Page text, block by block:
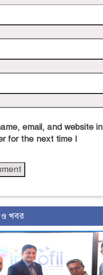
email, and website in
for the next time I
খবর